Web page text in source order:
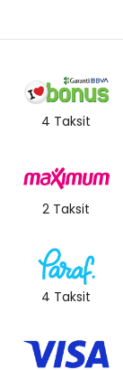
4 Taksit
2 Taksit
4 Taksit